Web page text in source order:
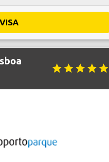
VISA
starstarstarstarstar